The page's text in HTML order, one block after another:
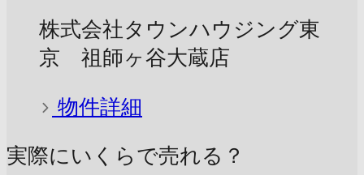
株式会社タウンハウジング東
京 祖師ヶ谷大蔵店
物件詳細
実際にいくらで売れる？